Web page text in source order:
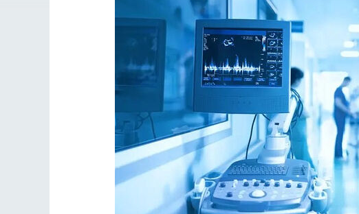
Как найти своё место в жизни
Кирилл Мурышев
Великомученик